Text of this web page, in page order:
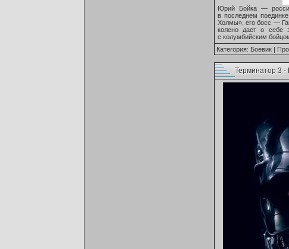
Юрий Бойка —
в последнем
Холмы», его босс —
колено дает о себе
с колумбийским
Категория: Боевик |
Терминатор 3